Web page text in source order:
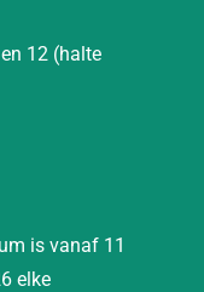
12 (halte
is vanaf 11
elke